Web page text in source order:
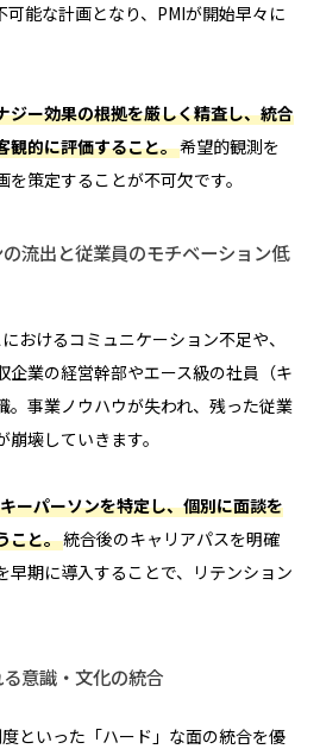
可能な計画となり、PMIが開始早々に
ジー効果の根拠を厳しく精査し、統合
観的に評価すること。希望的観測を
策定することが不可欠です。
流出と従業員のモチベーション低
おけるコミュニケーション不足や、
企業の経営幹部やエース級の社員（キ
。事業ノウハウが失われ、残った従業
壊していきます。
ーパーソンを特定し、個別に面談を
こと。統合後のキャリアパスを明確
早期に導入することで、リテンション
意識・文化の統合
といった「ハード」な面の統合を優